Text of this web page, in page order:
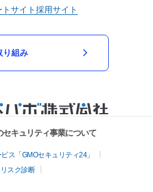
サイト採用サイト
り組み
キュリティ事業について
ス「GMOセキュリティ24」
スク診断